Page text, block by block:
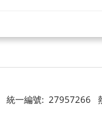
統一編號: 27957266